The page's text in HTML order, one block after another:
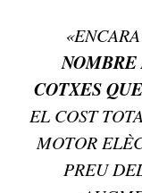
NOMBRE
COTXES
EL COST
MOTOR
PREU